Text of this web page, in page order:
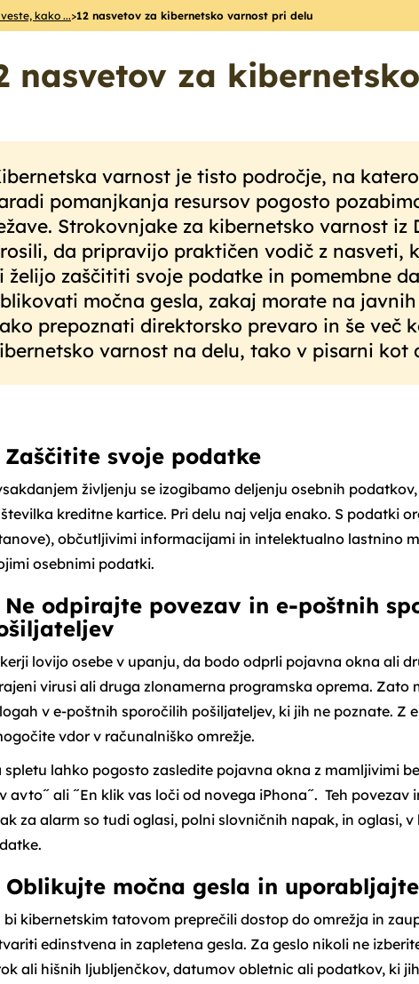
kako ...>12 nasvetov za kibernetsko varnost pri delu
nasvetov za
varnost je tisto področje, na
pomanjkanja resursov pogosto
Strokovnjake za kibernetsko varnost iz
da pripravijo praktičen vodič z nasveti,
želijo zaščititi svoje podatke in pomembne
močna gesla, zakaj morate na
prepoznati direktorsko prevaro in še več
varnost na delu, tako v pisarni kot
Zaščitite svoje podatke
življenju se izogibamo deljenju osebnih
kreditne kartice. Pri delu naj velja enako. S podatki
občutljivimi informacijami in intelektualno lastnino
osebnimi podatki.
Ne odpirajte povezav in e-poštnih
lovijo osebe v upanju, da bodo odprli pojavna okna ali
virusi ali druga zlonamerna programska oprema. Zato
v e-poštnih sporočilih pošiljateljev, ki jih ne poznate. Z
vdor v računalniško omrežje.
spletu lahko pogosto zasledite pojavna okna z mamljivimi
avto˝ ali ˝En klik vas loči od novega iPhona˝. Teh
za alarm so tudi oglasi, polni slovničnih napak, in oglasi,
Oblikujte močna gesla in
bi kibernetskim tatovom preprečili dostop do omrežja in
edinstvena in zapletena gesla. Za geslo nikoli ne
ali hišnih ljubljenčkov, datumov obletnic ali podatkov, ki